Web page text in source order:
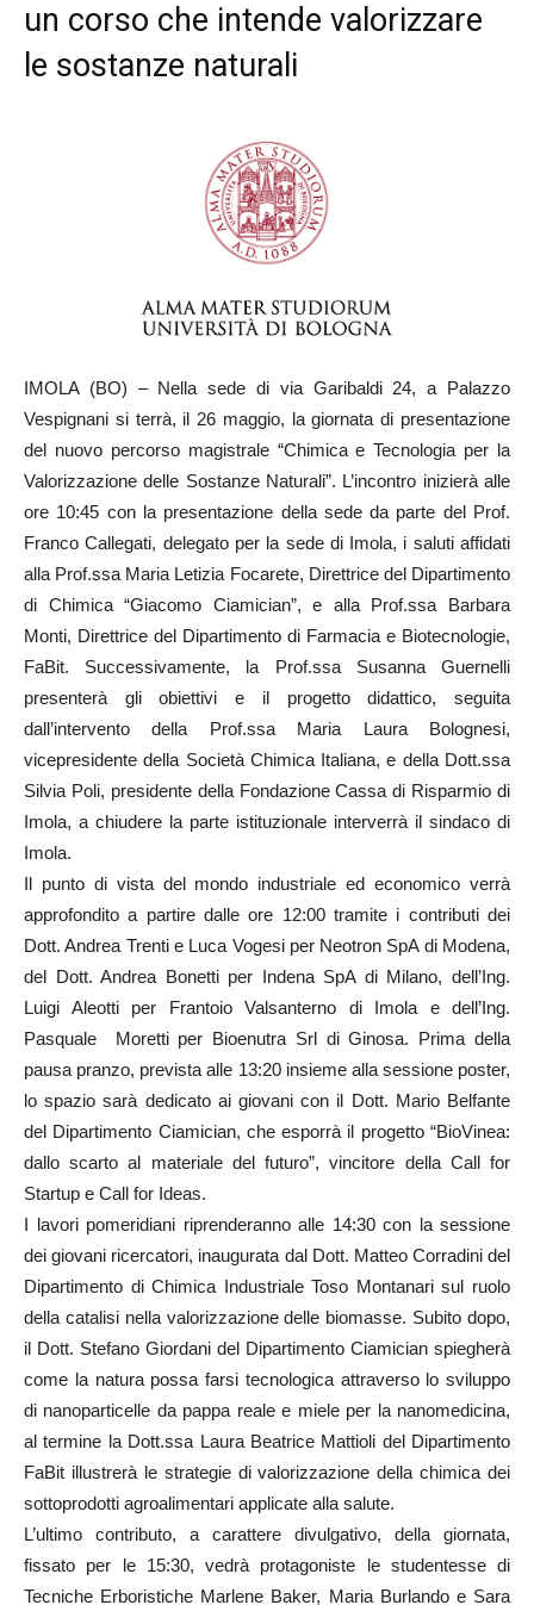
un corso che intende valorizzare
le sostanze naturali
IMOLA (BO) – Nella sede di via Garibaldi 24, a Palazzo
Vespignani si terrà, il 26 maggio, la giornata di presentazione
del nuovo percorso magistrale “Chimica e Tecnologia per la
Valorizzazione delle Sostanze Naturali”. L’incontro inizierà alle
ore 10:45 con la presentazione della sede da parte del Prof.
Franco Callegati, delegato per la sede di Imola, i saluti affidati
alla Prof.ssa Maria Letizia Focarete, Direttrice del Dipartimento
di Chimica “Giacomo Ciamician”, e alla Prof.ssa Barbara
Monti, Direttrice del Dipartimento di Farmacia e Biotecnologie,
FaBit. Successivamente, la Prof.ssa Susanna Guernelli
presenterà gli obiettivi e il progetto didattico, seguita
dall’intervento della Prof.ssa Maria Laura Bolognesi,
vicepresidente della Società Chimica Italiana, e della Dott.ssa
Silvia Poli, presidente della Fondazione Cassa di Risparmio di
Imola, a chiudere la parte istituzionale interverrà il sindaco di
Imola.
Il punto di vista del mondo industriale ed economico verrà
approfondito a partire dalle ore 12:00 tramite i contributi dei
Dott. Andrea Trenti e Luca Vogesi per Neotron SpA di Modena,
del Dott. Andrea Bonetti per Indena SpA di Milano, dell’Ing.
Luigi Aleotti per Frantoio Valsanterno di Imola e dell’Ing.
Pasquale Moretti per Bioenutra Srl di Ginosa. Prima della
pausa pranzo, prevista alle 13:20 insieme alla sessione poster,
lo spazio sarà dedicato ai giovani con il Dott. Mario Belfante
del Dipartimento Ciamician, che esporrà il progetto “BioVinea:
dallo scarto al materiale del futuro”, vincitore della Call for
Startup e Call for Ideas.
I lavori pomeridiani riprenderanno alle 14:30 con la sessione
dei giovani ricercatori, inaugurata dal Dott. Matteo Corradini del
Dipartimento di Chimica Industriale Toso Montanari sul ruolo
della catalisi nella valorizzazione delle biomasse. Subito dopo,
il Dott. Stefano Giordani del Dipartimento Ciamician spiegherà
come la natura possa farsi tecnologica attraverso lo sviluppo
di nanoparticelle da pappa reale e miele per la nanomedicina,
al termine la Dott.ssa Laura Beatrice Mattioli del Dipartimento
FaBit illustrerà le strategie di valorizzazione della chimica dei
sottoprodotti agroalimentari applicate alla salute.
L’ultimo contributo, a carattere divulgativo, della giornata,
fissato per le 15:30, vedrà protagoniste le studentesse di
Tecniche Erboristiche Marlene Baker, Maria Burlando e Sara